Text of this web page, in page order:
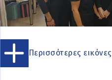
Περισσότερες εικόνες